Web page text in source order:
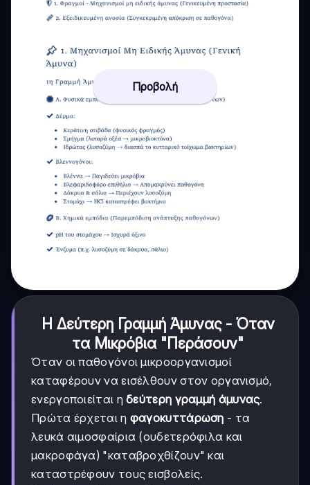
Προβολή
Η Δεύτερη Γραμμή Άμυνας - Όταν
τα Μικρόβια "Περάσουν"
Όταν οι παθογόνοι μικροοργανισμοί
καταφέρουν να εισέλθουν στον οργανισμό,
ενεργοποιείται ηδεύτερη γραμμή άμυνας.
Πρώτα έρχεται η φαγοκυττάρωση - τα
λευκά αιμοσφαίρια (ουδετερόφιλα και
μακροφάγα) "καταβροχθίζουν" και
καταστρέφουν τους εισβολείς.